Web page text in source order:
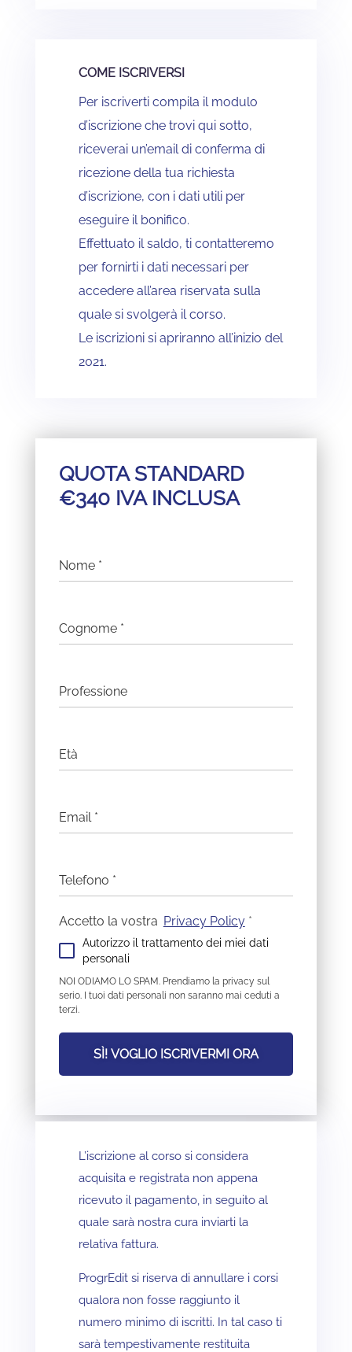
COME ISCRIVERSI
Per iscriverti compila il modulo
d’iscrizione che trovi qui sotto,
riceverai un’email di conferma di
ricezione della tua richiesta
d’iscrizione, con i dati utili per
eseguire il bonifico.
Effettuato il saldo, ti contatteremo
per fornirti i dati necessari per
accedere all’area riservata sulla
quale si svolgerà il corso.
Le iscrizioni si apriranno all’inizio del
2021.
QUOTA STANDARD
€340 IVA INCLUSA
Nome *
Cognome *
Professione
Età
Email *
Telefono *
Accetto la vostra Privacy Policy *
Autorizzo il trattamento dei miei dati
personali
NOI ODIAMO LO SPAM. Prendiamo la privacy sul
serio. I tuoi dati personali non saranno mai ceduti a
terzi.
SÌ! VOGLIO ISCRIVERMI ORA
L’iscrizione al corso si considera
acquisita e registrata non appena
ricevuto il pagamento, in seguito al
quale sarà nostra cura inviarti la
relativa fattura.
ProgrEdit si riserva di annullare i corsi
qualora non fosse raggiunto il
numero minimo di iscritti. In tal caso ti
sarà tempestivamente restituita